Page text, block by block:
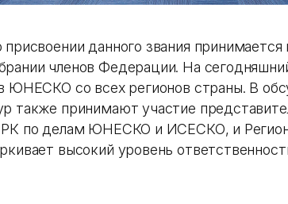
данного звания принимается
членов Федерации. На
ЮНЕСКО со всех регионов страны. В
также принимают участие
по делам ЮНЕСКО и ИСЕСКО, и
высокий уровень